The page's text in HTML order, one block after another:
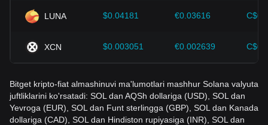
LUNA $0.04181 €0.03616
XCN $0.003051 €0.002639
Bitget kripto-fiat almashinuvi ma'lumotlari mashhur Solana valyuta
juftliklarini ko'rsatadi: SOL dan AQSh dollariga (USD), SOL dan
Yevroga (EUR), SOL dan Funt sterlingga (GBP), SOL dan Kanada
dollariga (CAD), SOL dan Hindiston rupiyasiga (INR), SOL dan